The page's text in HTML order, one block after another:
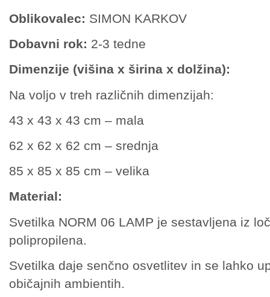
Oblikovalec: SIMON KARKOV
Dobavni rok: 2-3 tedne
Dimenzije (višina x širina x dolžina):
Na voljo v treh različnih dimenzijah:
43 x 43 x 43 cm – mala
62 x 62 x 62 cm – srednja
85 x 85 x 85 cm – velika
Material:
Svetilka NORM 06 LAMP je sestavljena iz
polipropilena.
Svetilka daje senčno osvetlitev in se lahko
običajnih ambientih.